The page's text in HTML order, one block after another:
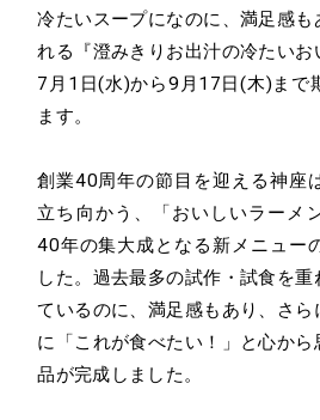
冷たいスープになのに、満足感も
れる『澄みきりお出汁の冷たいお
7月1日(水)から9月17日(木)まで
ます。
創業40周年の節目を迎える神座
立ち向かう、「おいしいラーメ
40年の集大成となる新メニュー
した。過去最多の試作・試食を
ているのに、満足感もあり、さ
に「これが食べたい！」と心か
品が完成しました。